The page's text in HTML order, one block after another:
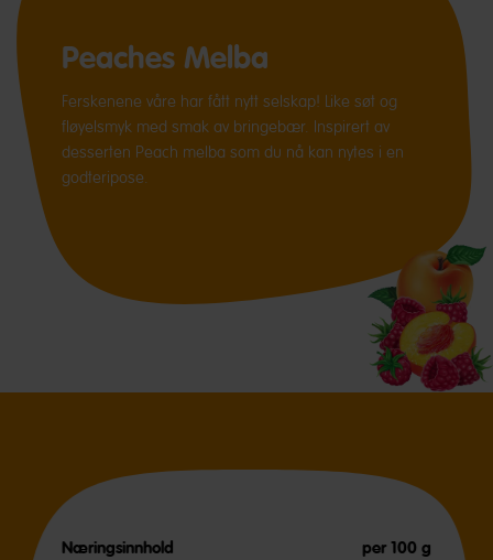
Peaches Melba
Ferskenene våre har fått nytt selskap! Like søt og
fløyelsmyk med smak av bringebær. Inspirert av
desserten Peach melba som du nå kan nytes i en
godteripose.
Næringsinnhold per 100 g